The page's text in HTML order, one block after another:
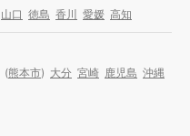
山口 徳島 香川 愛媛 高知
(熊本市) 大分 宮崎 鹿児島 沖縄